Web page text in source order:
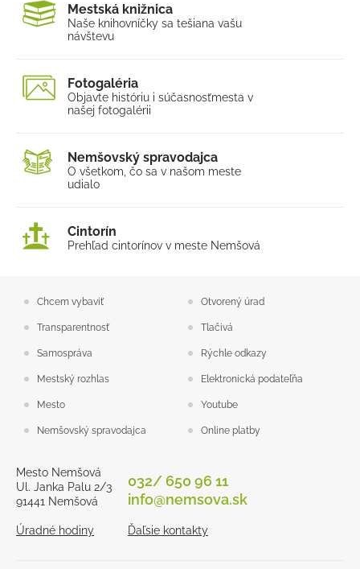
Mestská knižnica
Naše knihovníčky sa tešiana vašu
návštevu
Fotogaléria
Objavte históriu i súčasnosťmesta v
našej fotogalérii
Nemšovský spravodajca
O všetkom, čo sa v našom meste
udialo
Cintorín
Prehľad cintorínov v meste Nemšová
Chcem vybaviť Otvorený úrad
Transparentnosť Tlačivá
Samospráva Rýchle odkazy
Mestský rozhlas Elektronická podateľňa
Mesto Youtube
Nemšovský spravodajca Online platby
Mesto Nemšová
Ul. Janka Palu 2/3
91441 Nemšová
Úradné hodiny
032/ 650 96 11
info@nemsova.sk
Ďaľsie kontakty